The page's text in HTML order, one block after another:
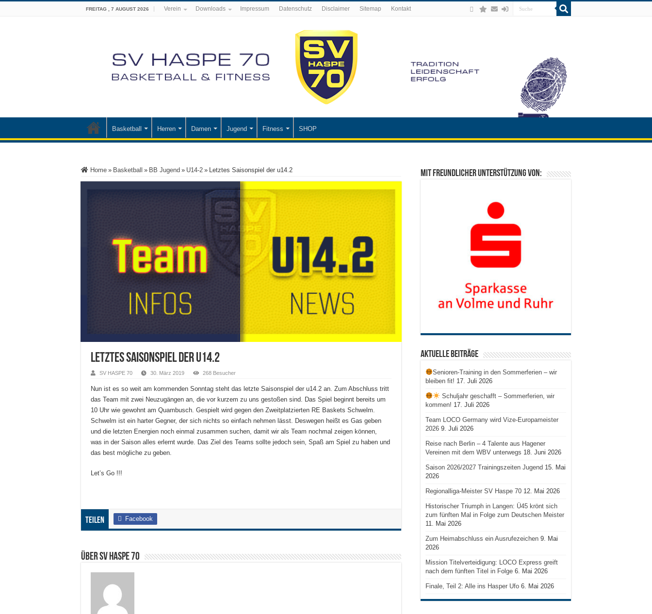
FREITAG , 7 AUGUST 2026 Verein Downloads Impressum Datenschutz Disclaimer Sitemap Kontakt
Basketball Herren Damen Jugend Fitness SHOP
Home » Basketball » BB Jugend » U14-2 » Letztes Saisonspiel der u14.2
Letztes Saisonspiel der u14.2
SV HASPE 70 30. März 2019 268 Besucher
Nun ist es so weit am kommenden Sonntag steht das letzte Saisonspiel der u14.2 an. Zum Abschluss tritt
das Team mit zwei Neuzugängen an, die vor kurzem zu uns gestoßen sind. Das Spiel beginnt bereits um
10 Uhr wie gewohnt am Quambusch. Gespielt wird gegen den Zweitplatzierten RE Baskets Schwelm.
Schwelm ist ein harter Gegner, der sich nichts so einfach nehmen lässt. Deswegen heißt es Gas geben
und die letzten Energien noch einmal zusammen suchen, damit wir als Team nochmal zeigen können,
was in der Saison alles erlernt wurde. Das Ziel des Teams sollte jedoch sein, Spaß am Spiel zu haben und
das best mögliche zu geben.
Let’s Go !!!
Teilen Facebook
Über SV HASPE 70
Mit freundlicher Unterstützung von:
Aktuelle Beiträge
Senioren-Training in den Sommerferien – wir
bleiben fit! 17. Juli 2026
Schuljahr geschafft – Sommerferien, wir
kommen! 17. Juli 2026
Team LOCO Germany wird Vize-Europameister
2026 9. Juli 2026
Reise nach Berlin – 4 Talente aus Hagener
Vereinen mit dem WBV unterwegs 18. Juni 2026
Saison 2026/2027 Trainingszeiten Jugend 15. Mai
2026
Regionalliga-Meister SV Haspe 70 12. Mai 2026
Historischer Triumph in Langen: Ü45 krönt sich
zum fünften Mal in Folge zum Deutschen Meister
11. Mai 2026
Zum Heimabschluss ein Ausrufezeichen 9. Mai
2026
Mission Titelverteidigung: LOCO Express greift
nach dem fünften Titel in Folge 6. Mai 2026
Finale, Teil 2: Alle ins Hasper Ufo 6. Mai 2026